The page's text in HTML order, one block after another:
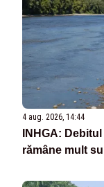
4 aug. 2026, 14:44
INHGA:
rămâne mult